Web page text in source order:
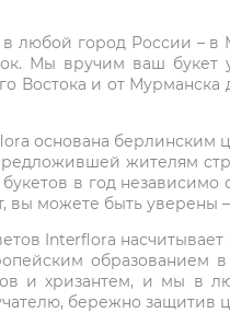
в любой город России
Мы вручим ваш
Востока и от
основана
жителям
в год
вы можете быть
Interflora
образованием
и хризантем, и мы в
бережно защитив